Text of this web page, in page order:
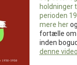
holdninger
perioden
mere her
fortælle om
inden
denne video